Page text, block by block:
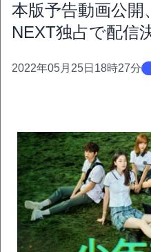
本版予告動画公
NEXT独占で配信
2022年05月25日18時27分